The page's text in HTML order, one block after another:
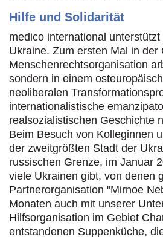
Hilfe und Solidarität
medico international
Ukraine. Zum ersten Mal in
Menschenrechtsorganisation
sondern in einem
neoliberalen
internationalistische
realsozialistischen Geschichte
Beim Besuch von Kolleginnen
der zweitgrößten Stadt der
russischen Grenze, im Januar
viele Ukrainen gibt, von denen
Partnerorganisation "Mirnoe
Monaten auch mit unserer
Hilfsorganisation im Gebiet
entstandenen Suppenküche,